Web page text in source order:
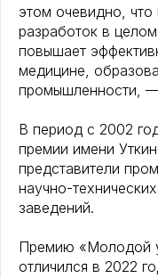
этом очевидно, что
разработок в
повышает
медицине,
промышленности,
В период с 2002
премии имени
представители
научно-
заведений.
Премию «Молодой
отличился в 2022